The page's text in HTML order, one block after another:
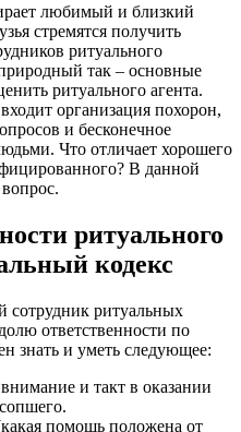
любимый и близкий
стремятся получить
ритуального
так – основные
ритуального агента.
организация похорон,
и бесконечное
Что отличает хорошего
В данной
ритуального
кодекс
сотрудник ритуальных
ответственности по
знать и уметь следующее:
и такт в оказании
помощь положена от